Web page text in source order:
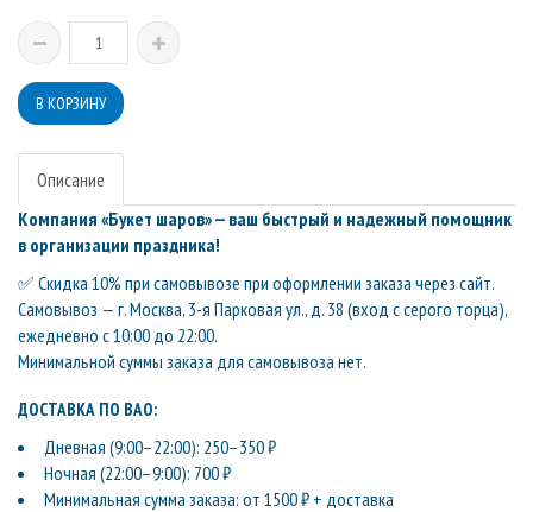
Описание
Компания «Букет шаров» — ваш быстрый и надежный помощник
в организации праздника!
✅ Скидка 10% при самовывозе при оформлении заказа через сайт.
Самовывоз — г. Москва, 3-я Парковая ул., д. 38 (вход с серого торца),
ежедневно с 10:00 до 22:00.
Минимальной суммы заказа для самовывоза нет.
ДОСТАВКА ПО ВАО:
Дневная (9:00–22:00): 250–350 ₽
Ночная (22:00–9:00): 700 ₽
Минимальная сумма заказа: от 1500 ₽ + доставка